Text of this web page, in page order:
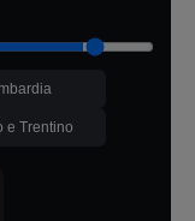
e Trentino